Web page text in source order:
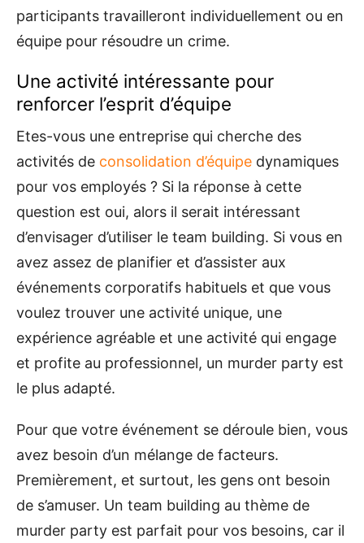
participants travailleront individuellement ou en
équipe pour résoudre un crime.
Une activité intéressante pour
renforcer l’esprit d’équipe
Etes-vous une entreprise qui cherche des
activités de consolidation d’équipe dynamiques
pour vos employés ? Si la réponse à cette
question est oui, alors il serait intéressant
d’envisager d’utiliser le team building. Si vous en
avez assez de planifier et d’assister aux
événements corporatifs habituels et que vous
voulez trouver une activité unique, une
expérience agréable et une activité qui engage
et profite au professionnel, un murder party est
le plus adapté.
Pour que votre événement se déroule bien, vous
avez besoin d’un mélange de facteurs.
Premièrement, et surtout, les gens ont besoin
de s’amuser. Un team building au thème de
murder party est parfait pour vos besoins, car il